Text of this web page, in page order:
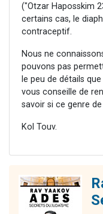
("Otzar Haposskim
certains cas, le
contraceptif.
Nous ne
pouvons pas
le peu de détails
vous conseille de
savoir si ce genre
Kol Touv.